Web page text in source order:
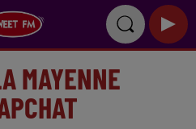
MAYENNE